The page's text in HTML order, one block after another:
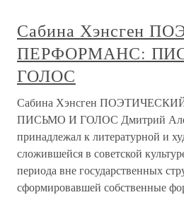
Сабина Хэнсген
ПЕРФОРМАНС:
ГОЛОС
Сабина Хэнсген
ПИСЬМО И ГОЛОС Дмитрий
принадлежал к литературной и
сложившейся в советской
периода вне государственных
сформировавшей собственные